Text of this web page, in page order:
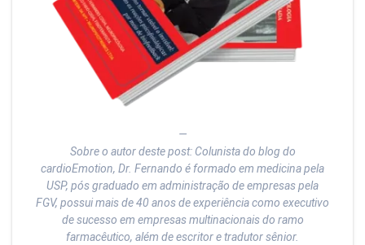
—
Sobre o autor deste post: Colunista do blog do
cardioEmotion, Dr. Fernando é formado em medicina pela
USP, pós graduado em administração de empresas pela
FGV, possui mais de 40 anos de experiência como executivo
de sucesso em empresas multinacionais do ramo
farmacêutico, além de escritor e tradutor sênior.